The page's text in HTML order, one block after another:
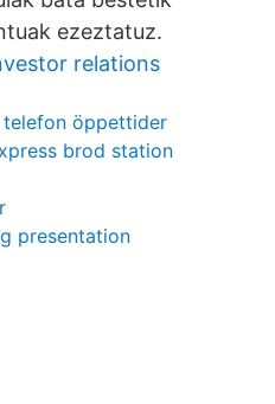
ezeztatuz.
relations
telefon öppettider
brod station
presentation